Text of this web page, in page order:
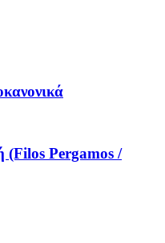
(Filos Pergamos /